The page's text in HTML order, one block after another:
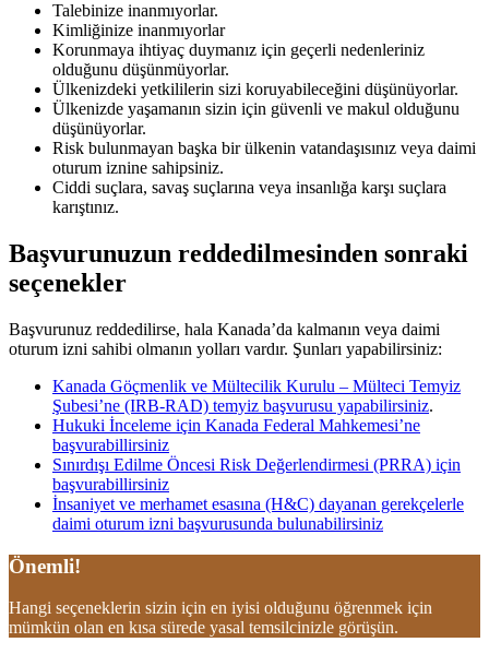
Talebinize inanmıyorlar.
Kimliğinize inanmıyorlar
Korunmaya ihtiyaç duymanız için geçerli nedenleriniz
olduğunu düşünmüyorlar.
Ülkenizdeki yetkililerin sizi koruyabileceğini düşünüyorlar.
Ülkenizde yaşamanın sizin için güvenli ve makul olduğunu
düşünüyorlar.
Risk bulunmayan başka bir ülkenin vatandaşısınız veya daimi
oturum iznine sahipsiniz.
Ciddi suçlara, savaş suçlarına veya insanlığa karşı suçlara
karıştınız.
Başvurunuzun reddedilmesinden sonraki
seçenekler
Başvurunuz reddedilirse, hala Kanada’da kalmanın veya daimi
oturum izni sahibi olmanın yolları vardır. Şunları yapabilirsiniz:
Kanada Göçmenlik ve Mültecilik Kurulu – Mülteci Temyiz
Şubesi’ne (IRB-RAD) temyiz başvurusu yapabilirsiniz.
Hukuki İnceleme için Kanada Federal Mahkemesi’ne
başvurabillirsiniz
Sınırdışı Edilme Öncesi Risk Değerlendirmesi (PRRA) için
başvurabillirsiniz
İnsaniyet ve merhamet esasına (H&C) dayanan gerekçelerle
daimi oturum izni başvurusunda bulunabilirsiniz
Önemli!
Hangi seçeneklerin sizin için en iyisi olduğunu öğrenmek için
mümkün olan en kısa sürede yasal temsilcinizle görüşün.